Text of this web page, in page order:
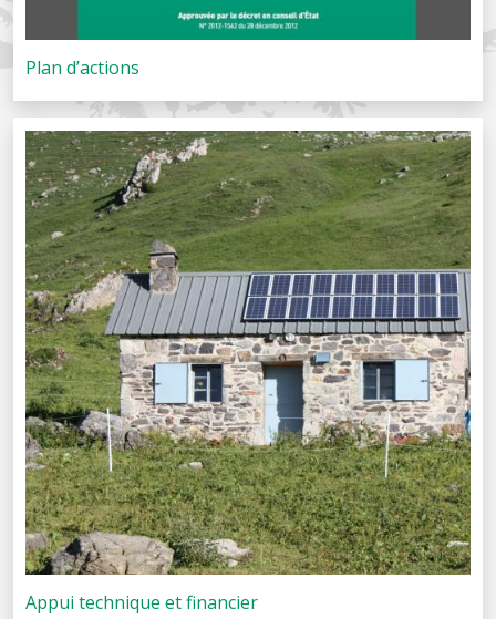
Plan d’actions
Appui technique et financier